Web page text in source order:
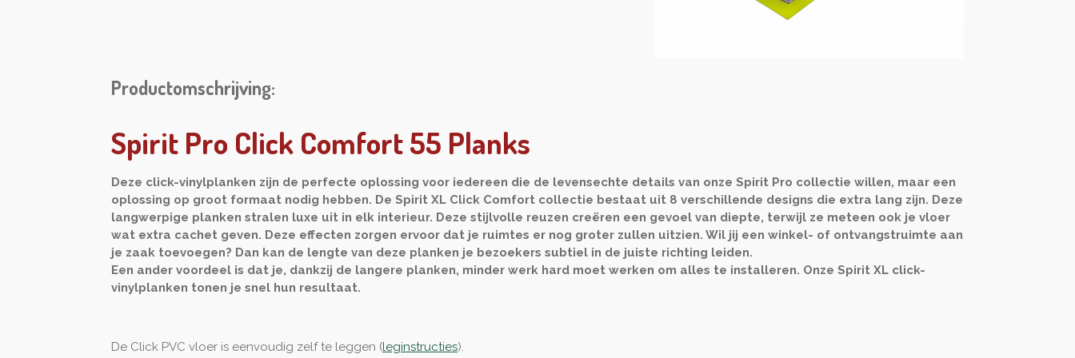
Productomschrijving:
Spirit Pro Click Comfort 55 Planks
Deze click-vinylplanken zijn de perfecte oplossing voor iedereen die de levensechte details van onze Spirit Pro collectie willen, maar een
oplossing op groot formaat nodig hebben. De Spirit XL Click Comfort collectie bestaat uit 8 verschillende designs die extra lang zijn. Deze
langwerpige planken stralen luxe uit in elk interieur. Deze stijlvolle reuzen creëren een gevoel van diepte, terwijl ze meteen ook je vloer
wat extra cachet geven. Deze effecten zorgen ervoor dat je ruimtes er nog groter zullen uitzien. Wil jij een winkel- of ontvangstruimte aan
je zaak toevoegen? Dan kan de lengte van deze planken je bezoekers subtiel in de juiste richting leiden.
Een ander voordeel is dat je, dankzij de langere planken, minder werk hard moet werken om alles te installeren. Onze Spirit XL click-
vinylplanken tonen je snel hun resultaat.
De Click PVC vloer is eenvoudig zelf te leggen (leginstructies).